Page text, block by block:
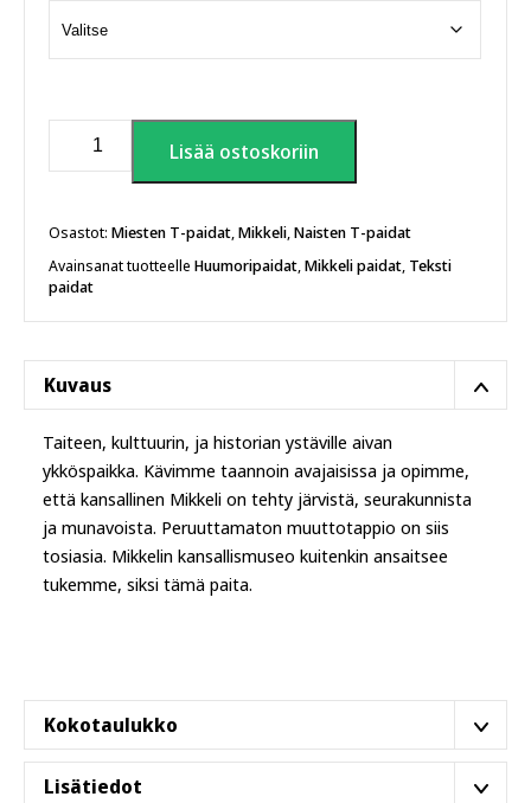
kansallismuseo
määrä
Lisää ostoskoriin
Osastot: Miesten T-paidat,Mikkeli,Naisten T-paidat
Avainsanat tuotteelle Huumoripaidat,Mikkeli paidat, Teksti
paidat
Kuvaus
Taiteen, kulttuurin, ja historian ystäville aivan
ykköspaikka. Kävimme taannoin avajaisissa ja opimme,
että kansallinen Mikkeli on tehty järvistä, seurakunnista
ja munavoista. Peruuttamaton muuttotappio on siis
tosiasia. Mikkelin kansallismuseo kuitenkin ansaitsee
tukemme, siksi tämä paita.
Kokotaulukko
Lisätiedot